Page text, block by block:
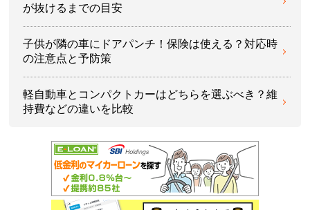
が抜けるまでの目安
子供が隣の車にドアパンチ！保険は使える？対応時
の注意点と予防策
軽自動車とコンパクトカーはどちらを選ぶべき？維
持費などの違いを比較